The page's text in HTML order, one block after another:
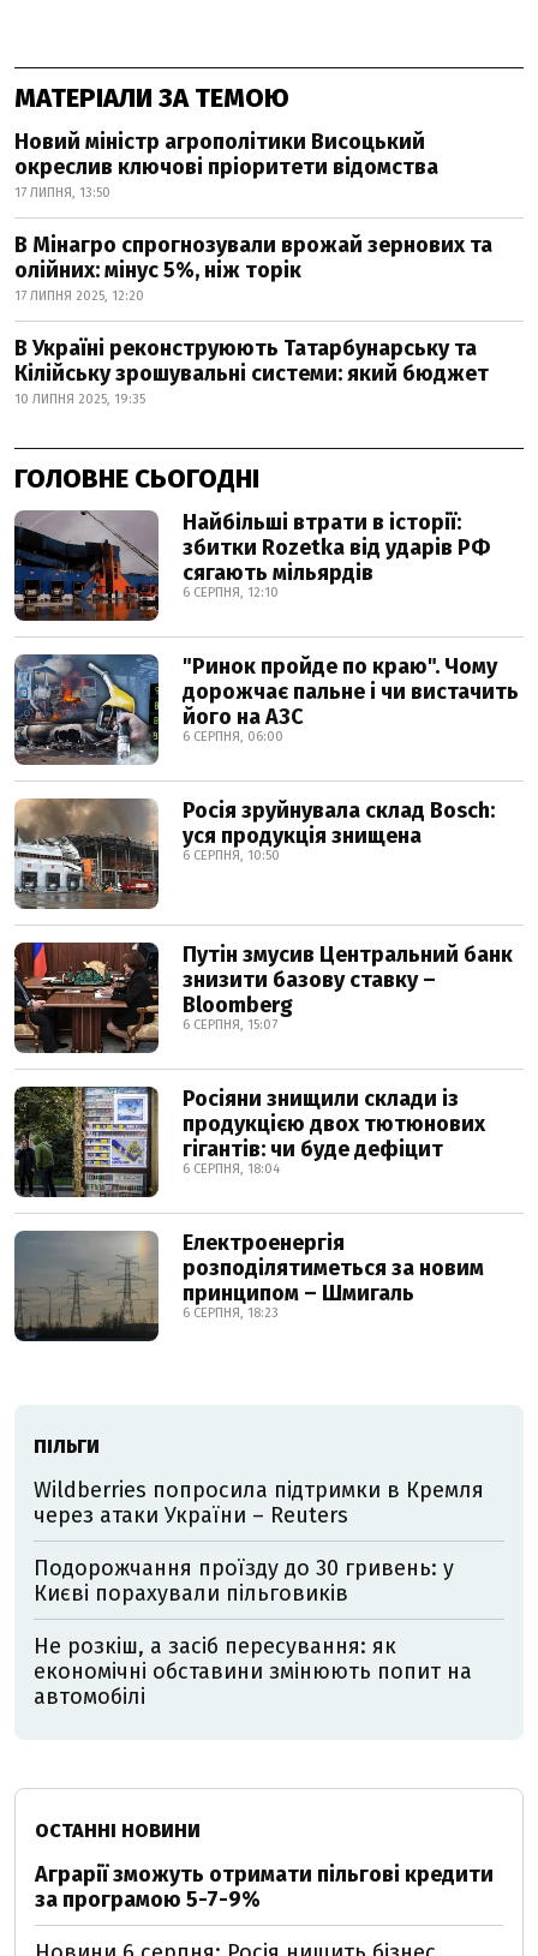
МАТЕРІАЛИ ЗА ТЕМОЮ
Новий міністр агрополітики Висоцький
окреслив ключові пріоритети відомства
17 ЛИПНЯ, 13:50
В Мінагро спрогнозували врожай зернових та
олійних: мінус 5%, ніж торік
17 ЛИПНЯ 2025, 12:20
В Україні реконструюють Татарбунарську та
Кілійську зрошувальні системи: який бюджет
10 ЛИПНЯ 2025, 19:35
ГОЛОВНЕ СЬОГОДНІ
Найбільші втрати в історії:
збитки Rozetka від ударів РФ
сягають мільярдів
6 СЕРПНЯ, 12:10
"Ринок пройде по краю". Чому
дорожчає пальне і чи вистачить
його на АЗС
6 СЕРПНЯ, 06:00
Росія зруйнувала склад Bosch:
уся продукція знищена
6 СЕРПНЯ, 10:50
Путін змусив Центральний банк
знизити базову ставку –
Bloomberg
6 СЕРПНЯ, 15:07
Росіяни знищили склади із
продукцією двох тютюнових
гігантів: чи буде дефіцит
6 СЕРПНЯ, 18:04
Електроенергія
розподілятиметься за новим
принципом – Шмигаль
6 СЕРПНЯ, 18:23
ПІЛЬГИ
Wildberries попросила підтримки в Кремля
через атаки України – Reuters
Подорожчання проїзду до 30 гривень: у
Києві порахували пільговиків
Не розкіш, а засіб пересування: як
економічні обставини змінюють попит на
автомобілі
ОСТАННІ НОВИНИ
Аграрії зможуть отримати пільгові кредити
за програмою 5-7-9%